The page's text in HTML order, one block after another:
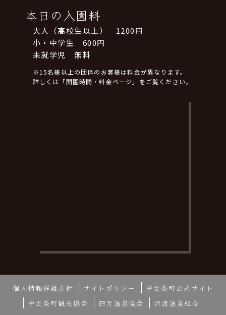
本日の入園料
大人（高校生以上） 1200円
小・中学生 600円
未就学児 無料
※15名様以上の団体のお客様は料金が異なります。
詳しくは「開園時間・料金ページ」をご覧ください。
個人情報保護方針 サイトポリシー
中之条町公式サイト
中之条町観光協会
四万温泉協会 沢渡温泉組合